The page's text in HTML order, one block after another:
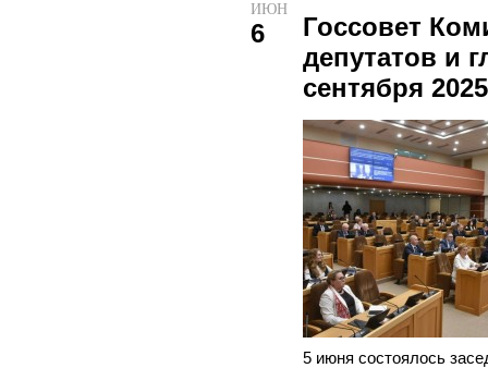
ИЮН
6
Госсовет
депутатов и
сентября
5 июня состоялось